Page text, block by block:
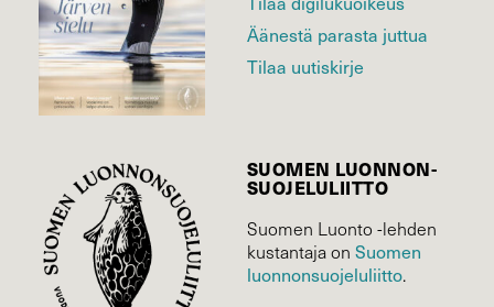
Äänestä parasta juttua
Tilaa uutiskirje
SUOMEN LUONNON­
SUOJELU­LIITTO
Suomen Luonto -lehden
kustantaja on Suomen
luonnonsuojelu­liitto.